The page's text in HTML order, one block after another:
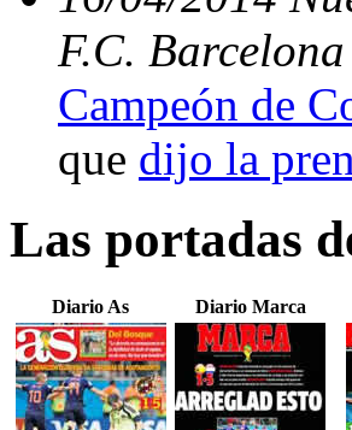
F.C.
Campeón de
que dijo la
Las portadas
Diario As Diario Marca